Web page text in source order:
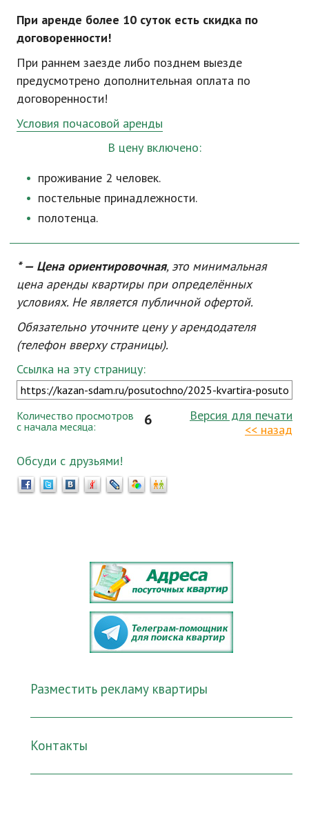
При аренде более 10 суток есть скидка по
договоренности!
При раннем заезде либо позднем выезде
предусмотрено дополнительная оплата по
договоренности!
Условия почасовой аренды
В цену включено:
проживание 2 человек.
постельные принадлежности.
полотенца.
* — Цена ориентировочная, это минимальная
цена аренды квартиры при определённых
условиях. Не является публичной офертой.
Обязательно уточните цену у арендодателя
(телефон вверху страницы).
Ссылка на эту страницу:
Количество просмотров
с начала месяца:
6
Версия для печати
<< назад
Обсуди с друзьями!
Разместить рекламу квартиры
Контакты